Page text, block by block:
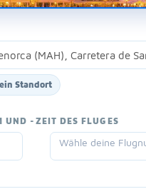
Standort
UND -ZEIT DES FLUGES
Wähle deine